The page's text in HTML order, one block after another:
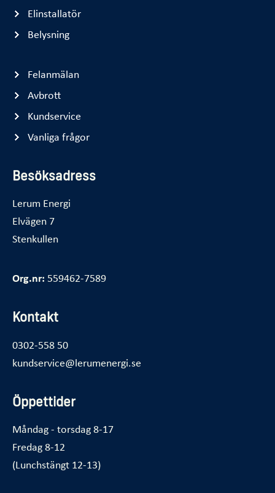
Elinstallatör
Belysning
Felanmälan
Avbrott
Kundservice
Vanliga frågor
Besöksadress
Lerum Energi
Elvägen 7
Stenkullen
Org.nr: 559462-7589
Kontakt
0302-558 50
kundservice@lerumenergi.se
Öppettider
Måndag - torsdag 8-17
Fredag 8-12
(Lunchstängt 12-13)